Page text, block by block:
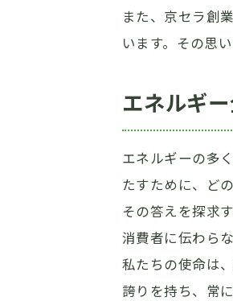
また、京セラ創
います。その思
エネルギ
エネルギーの多
たすために、ど
その答えを探求
消費者に伝わら
私たちの使命は
誇りを持ち、常